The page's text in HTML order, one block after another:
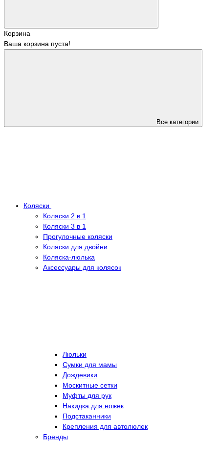
Корзина
Ваша корзина пуста!
Все категории
Коляски
Коляски 2 в 1
Коляски 3 в 1
Прогулочные коляски
Коляски для двойни
Коляска-люлька
Аксессуары для колясок
Люльки
Сумки для мамы
Дождевики
Москитные сетки
Муфты для рук
Накидка для ножек
Подстаканники
Крепления для автолюлек
Бренды